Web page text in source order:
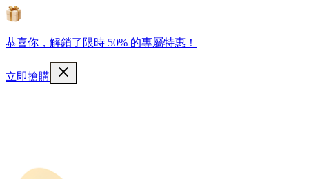
恭喜你，解鎖了限時 50% 的專屬特惠！
立即搶購